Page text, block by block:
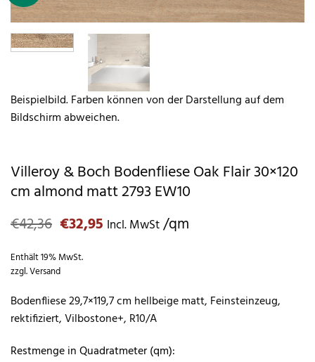
Beispielbild. Farben können von der Darstellung auf dem
Bildschirm abweichen.
Villeroy & Boch Bodenfliese Oak Flair 30×120
cm almond matt 2793 EW10
€42,36 Ursprünglicher
Preis
war:
€42,36
€32,95 Aktueller
Incl. MwSt/qm
Enthält 19% MwSt.
zzgl.Versand
Bodenfliese 29,7×119,7 cm hellbeige matt, Feinsteinzeug,
rektifiziert, Vilbostone+, R10/A
Restmenge in Quadratmeter (qm):